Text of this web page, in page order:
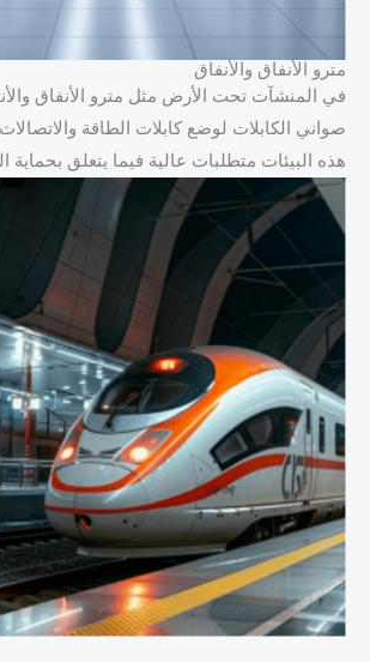
مترو الأنفاق والأنفاق
في المنشآت تحت الأرض مثل مترو الأنفاق
صواني الكابلات لوضع كابلات الطاقة
هذه البيئات متطلبات عالية فيما يتعلق بحماية